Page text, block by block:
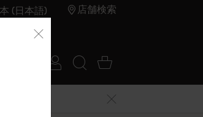
(日本語) 店舗検索
ログイン
検索 (キーワード
カート 0 アイ
メニューを閉じる